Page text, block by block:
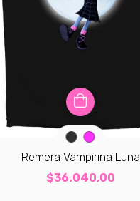
Remera Vampirina Luna
$36.040,00